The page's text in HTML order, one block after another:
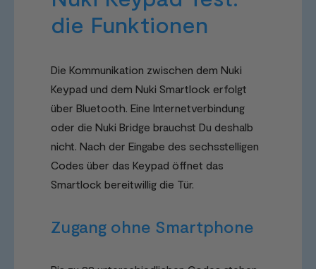
die Funktionen
Die Kommunikation zwischen dem Nuki
Keypad und dem Nuki Smartlock erfolgt
über Bluetooth. Eine Internetverbindung
oder die Nuki Bridge brauchst Du deshalb
nicht. Nach der Eingabe des sechsstelligen
Codes über das Keypad öffnet das
Smartlock bereitwillig die Tür.
Zugang ohne Smartphone